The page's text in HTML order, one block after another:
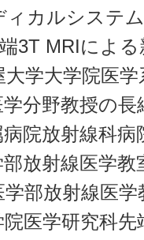
ィカルシステ
3T MRIによ
学大学院医
分野教授の
院放射線科
放射線医学
部放射線医
医学研究科